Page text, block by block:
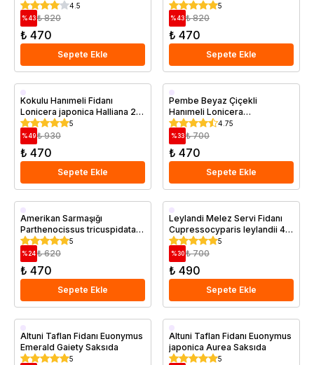
4.5
%43 ₺ 820
₺ 470
Sepete Ekle
5
%43 ₺ 820
₺ 470
Sepete Ekle
Saksıda
Kokulu Hanımeli Fidanı
Lonicera japonica Halliana 20
40 cm Saksıda
5
%49 ₺ 930
₺ 470
Sepete Ekle
Saksıda
Pembe Beyaz Çiçekli
Hanımeli Lonicera
Periclymenum Saksıda
4.75
%33 ₺ 700
₺ 470
Sepete Ekle
Saksıda
Amerikan Sarmaşığı
Parthenocissus tricuspidata
Saksıda
5
%24 ₺ 620
₺ 470
Sepete Ekle
Saksıda
Leylandi Melez Servi Fidanı
Cupressocyparis leylandii 40
50 cm
5
%30 ₺ 700
₺ 490
Sepete Ekle
Saksıda
Altuni Taflan Fidanı Euonymus
Emerald Gaiety Saksıda
5
Saksıda
Altuni Taflan Fidanı Euonymus
japonica Aurea Saksıda
5